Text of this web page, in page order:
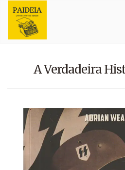
A Verdadeira